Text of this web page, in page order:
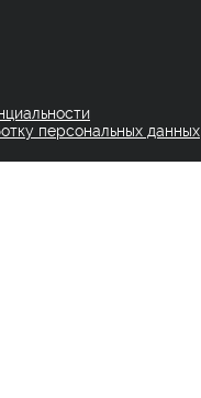
персональных данных